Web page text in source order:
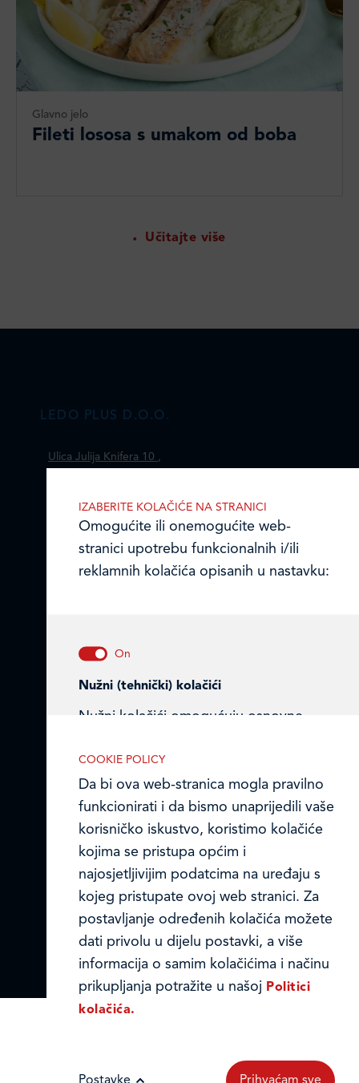
Glavno jelo
Fileti lososa s umakom od boba
Učitajte više
LEDO PLUS D.O.O.
Ulica Julija Knifera 10 ,
ledo@ledo.hr
OIB 07179054100
Matični broj (MB): 4938763
Prodajni centri
Ledo u inozemstvu
Obavijest o Privatnosti i Kolačići
Privacy notice and Cookies
COOKIE POLICY
Da bi ova web-stranica mogla pravilno
funkcionirati i da bismo unaprijedili vaše
korisničko iskustvo, koristimo kolačiće
kojima se pristupa općim i
najosjetljivijim podatcima na uređaju s
kojeg pristupate ovoj web stranici. Za
postavljanje određenih kolačića možete
dati privolu u dijelu postavki, a više
informacija o samim kolačićima i načinu
prikupljanja potražite u našoj Politici
kolačića.
IZABERITE KOLAČIĆE NA STRANICI
Omogućite ili onemogućite web-
stranici upotrebu funkcionalnih i/ili
reklamnih kolačića opisanih u nastavku:
Nužni (tehnički) kolačići
Nužni kolačići omogućuju osnovne
stranica ne može pravilno funkcionirati,
a isključiti ih možete mijenjanjem
postavki u svome web-pregledniku.
Analitički kolačići
Analitički kolačići pomažu nam
unaprijediti web-stranicu prikupljanjem i
analizom podataka o njeziinu korištenju.